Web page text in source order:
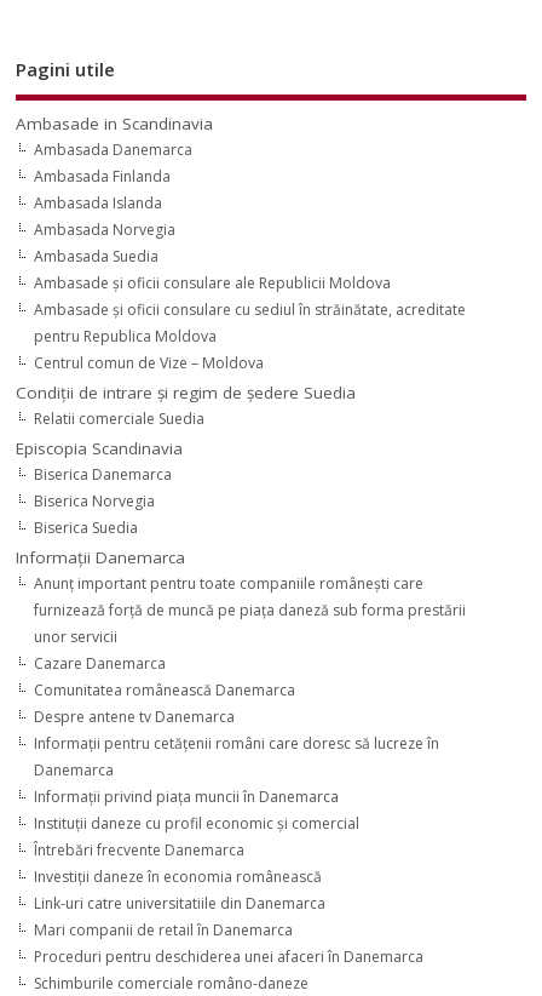
Pagini utile
Ambasade in Scandinavia
Ambasada Danemarca
Ambasada Finlanda
Ambasada Islanda
Ambasada Norvegia
Ambasada Suedia
Ambasade şi oficii consulare ale Republicii Moldova
Ambasade şi oficii consulare cu sediul în străinătate, acreditate
pentru Republica Moldova
Centrul comun de Vize – Moldova
Condiţii de intrare şi regim de şedere Suedia
Relatii comerciale Suedia
Episcopia Scandinavia
Biserica Danemarca
Biserica Norvegia
Biserica Suedia
Informaţii Danemarca
Anunţ important pentru toate companiile româneşti care
furnizează forţă de muncă pe piaţa daneză sub forma prestării
unor servicii
Cazare Danemarca
Comunitatea românească Danemarca
Despre antene tv Danemarca
Informaţii pentru cetăţenii români care doresc să lucreze în
Danemarca
Informaţii privind piaţa muncii în Danemarca
Instituţii daneze cu profil economic şi comercial
Întrebări frecvente Danemarca
Investiţii daneze în economia românească
Link-uri catre universitatiile din Danemarca
Mari companii de retail în Danemarca
Proceduri pentru deschiderea unei afaceri în Danemarca
Schimburile comerciale româno-daneze